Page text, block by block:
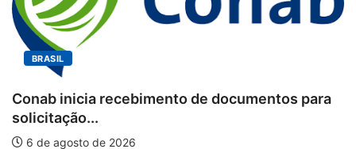
BRASIL
Conab inicia recebimento de documentos para
solicitação...
6 de agosto de 2026